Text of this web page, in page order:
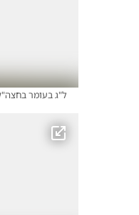
ל"ג בעומר